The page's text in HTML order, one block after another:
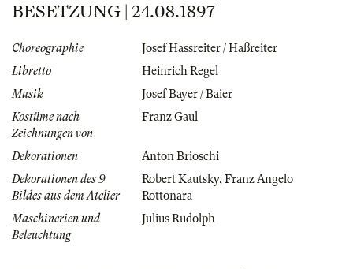
BESETZUNG | 24.08.1897
Choreographie
Josef Hassreiter / Haßreiter
Libretto
Heinrich Regel
Musik
Josef Bayer / Baier
Kostüme nach
Zeichnungen von
Franz Gaul
Dekorationen
Anton Brioschi
Dekorationen des 9
Bildes aus dem Atelier
Robert Kautsky, Franz Angelo
Rottonara
Maschinerien und
Beleuchtung
Julius Rudolph